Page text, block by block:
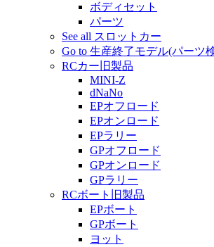
ボディセット
パーツ
See all スロットカー
Go to 生産終了モデル(パーツ
RCカー旧製品
MINI-Z
dNaNo
EPオフロード
EPオンロード
EPラリー
GPオフロード
GPオンロード
GPラリー
RCボート旧製品
EPボート
GPボート
ヨット